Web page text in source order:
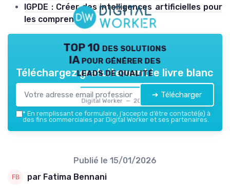
IGPDE : Créer des intelligences artificielles pour
les comprendre
TOP 10 des solutions
IA pour générer des
leads de qualité
Digital Worker — 2026
Téléchargez gratuitement le livre blanc
➔ Télécharger
* En remplissant ce formulaire, j’accepte d’être contacté(e) à
des fins commerciales par Digital Worker et ses partenaires.
Publié le 15/01/2026
par Fatima Bennani